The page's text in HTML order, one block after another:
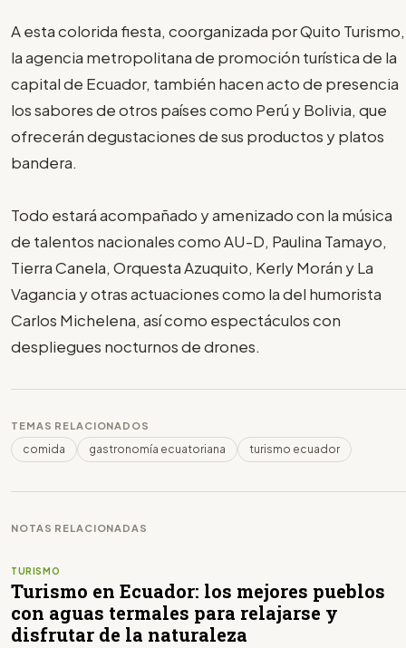
A esta colorida fiesta, coorganizada por Quito Turismo,
la agencia metropolitana de promoción turística de la
capital de Ecuador, también hacen acto de presencia
los sabores de otros países como Perú y Bolivia, que
ofrecerán degustaciones de sus productos y platos
bandera.
Todo estará acompañado y amenizado con la música
de talentos nacionales como AU-D, Paulina Tamayo,
Tierra Canela, Orquesta Azuquito, Kerly Morán y La
Vagancia y otras actuaciones como la del humorista
Carlos Michelena, así como espectáculos con
despliegues nocturnos de drones.
TEMAS RELACIONADOS
comida gastronomía ecuatoriana turismo ecuador
NOTAS RELACIONADAS
TURISMO
Turismo en Ecuador: los mejores pueblos
con aguas termales para relajarse y
disfrutar de la naturaleza